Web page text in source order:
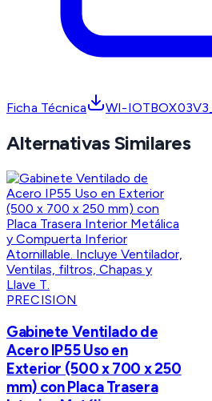
Ficha Técnica WI-
Alternativas Similares
PRECISION
Gabinete Ventilado de
Acero IP55 Uso en
Exterior (500 x 700 x 250
mm) con Placa Trasera